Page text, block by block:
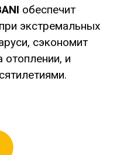
обеспечит
экстремальных
сэкономит
отоплении, и